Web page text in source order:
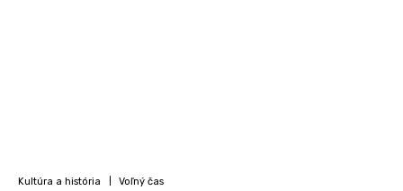
Kultúra a história Voľný čas